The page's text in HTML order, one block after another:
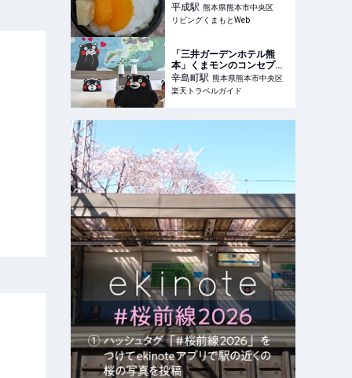
上のかき氷体験「近藤製飴
本舗」
平成駅 熊本県熊本市中央区
リビングくまもとWeb
「三井ガーデンホテル熊
本」くまモンのコンセプト
客室「くまRoom®」がリ
ニューアル！ 【楽天トラベ
ル】
辛島町駅 熊本県熊本市中央区
楽天トラベルガイド